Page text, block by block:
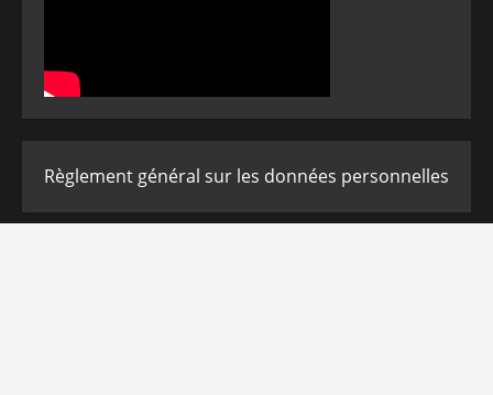
Règlement général sur les données personnelles